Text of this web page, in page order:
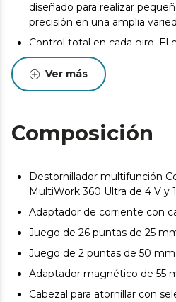
diseñado para realizar
precisión en una amplia
Control total en cada giro. El
selector de torque te permite
precisión, evitando astillar
madera.
ergonómico proporciona un
agradable al tacto y cómodo
confiere una gran potencia y
a tornillos de toda clase y
Ilumina tu zona de trabajo.
un trabajo preciso y sin
Ver más
Composición
Destornillador multifunción
MultiWork 360 Ultra de 4 V y
Adaptador de corriente con
Juego de 26 puntas de 25
Juego de 2 puntas de 50 mm
Adaptador magnético de 55
Cabezal para atornillar con